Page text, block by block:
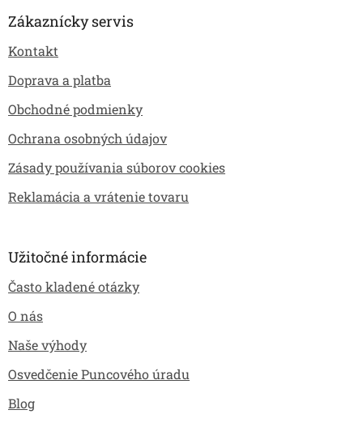
Zákaznícky servis
Kontakt
Doprava a platba
Obchodné podmienky
Ochrana osobných údajov
Zásady používania súborov cookies
Reklamácia a vrátenie tovaru
Užitočné informácie
Často kladené otázky
O nás
Naše výhody
Osvedčenie Puncového úradu
Blog